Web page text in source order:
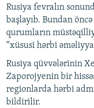
Rusiya fevralın
başlayıb. Bundan
qurumların
“xüsusi hərbi
Rusiya qüvvələrinin
Zaporojyenin bir
regionlarda hərbi
bildirilir.